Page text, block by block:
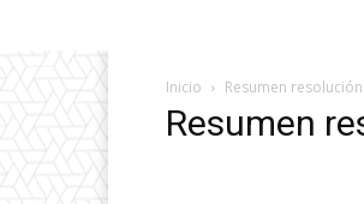
Inicio Resumen
Resumen